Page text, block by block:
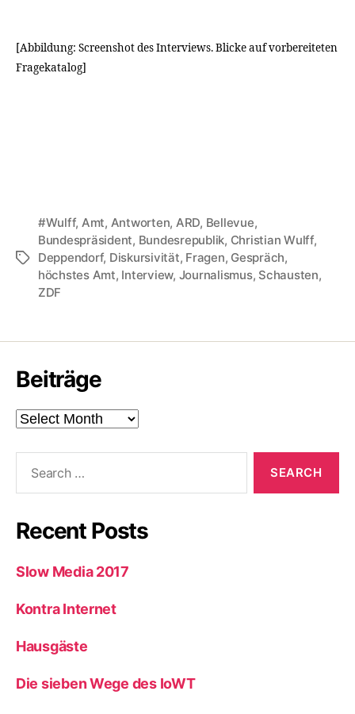
[Abbildung: Screenshot des Interviews. Blicke auf vorbereiteten
Fragekatalog]
Tags
#Wulff, Amt, Antworten, ARD, Bellevue,
Bundespräsident, Bundesrepublik, Christian Wulff,
Deppendorf, Diskursivität, Fragen, Gespräch,
höchstes Amt, Interview, Journalismus, Schausten,
ZDF
Beiträge
Beiträge
Recent Posts
Slow Media 2017
Kontra Internet
Hausgäste
Die sieben Wege des IoWT